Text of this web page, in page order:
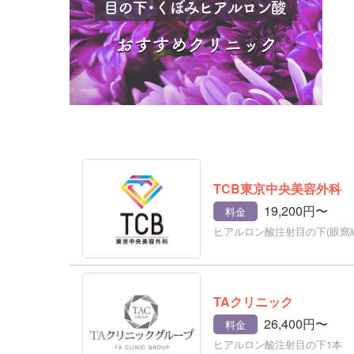
TCB東京中央美容外科
料金 19,200円〜
ヒアルロン酸注射目の下(眼窩
TAクリニック
料金 26,400円〜
ヒアルロン酸注射目の下1本